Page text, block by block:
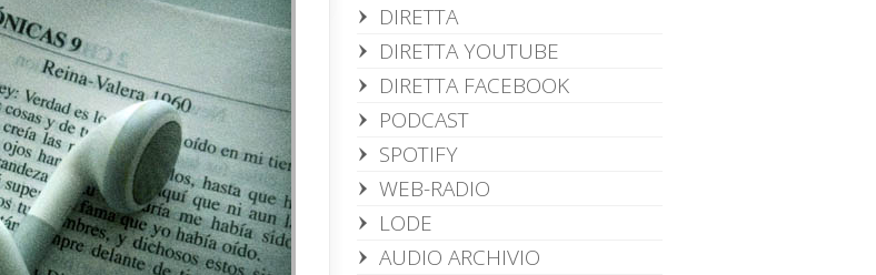
DIRETTA
DIRETTA YOUTUBE
DIRETTA FACEBOOK
PODCAST
SPOTIFY
WEB-RADIO
LODE
AUDIO ARCHIVIO